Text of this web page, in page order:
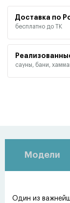
Доставка по
бесплатно до ТК
сауны, бани,
Модели
Один из